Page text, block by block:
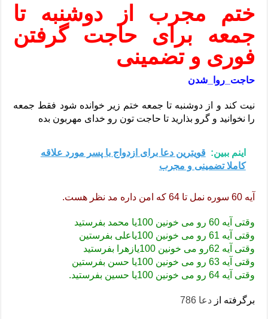
ختم مجرب از دوشنبه تا
جمعه برای حاجت گرفتن
فوری و تضمینی
حاجت_روا_شدن
نیت کند و از دوشنبه تا جمعه ختم زیر خوانده شود فقط جمعه
را نخوانید و گرو بذارید تا حاجت تون رو خدای مهربون بده
اینم ببین: قویترین دعا برای ازدواج با پسر مورد علاقه
کاملا تضمینی و مجرب
آیه 60 سوره نمل تا 64 که امن داره مد نظر هست.
وقتی آیه 60 رو می خونین 100یا محمد بفرستید
وقتی آیه 61 رو می خونین 100یاعلی بفرستین
وقتی آیه 62رو می خونین 100یازهرا بفرستید
وقتی آیه 63 رو می خونین 100یا حسن بفرستین
وقتی آیه 64 رو می خونین 100یا حسین بفرستید.
برگرفته ازدعا 786